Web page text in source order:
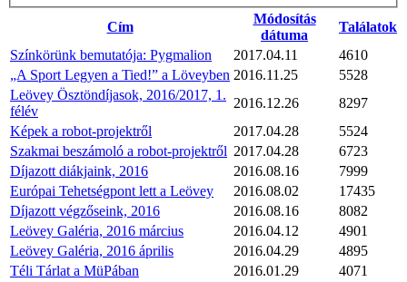
Cím
Módosítás
dátuma
Találatok
Színkörünk bemutatója: Pygmalion
2017.04.11
4610
„A Sport Legyen a Tied!” a Löveyben 2016.11.25
5528
Leövey Ösztöndíjasok, 2016/2017, 1.
félév
2016.12.26
8297
Képek a robot-projektről
2017.04.28
5524
Szakmai beszámoló a robot-projektről 2017.04.28
6723
Díjazott diákjaink, 2016
2016.08.16
7999
Európai Tehetségpont lett a Leövey
2016.08.02
17435
Díjazott végzőseink, 2016
2016.08.16
8082
Leövey Galéria, 2016 március
2016.04.12
4901
Leövey Galéria, 2016 április
2016.04.29
4895
Téli Tárlat a MüPában
2016.01.29
4071